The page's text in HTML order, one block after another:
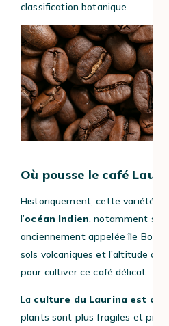
classification botanique.
Où pousse le café
Historiquement, cette variété
l’océan Indien, notamment sur
anciennement appelée île
sols volcaniques et l’altitude
pour cultiver ce café délicat.
La culture du Laurina est
plants sont plus fragiles et